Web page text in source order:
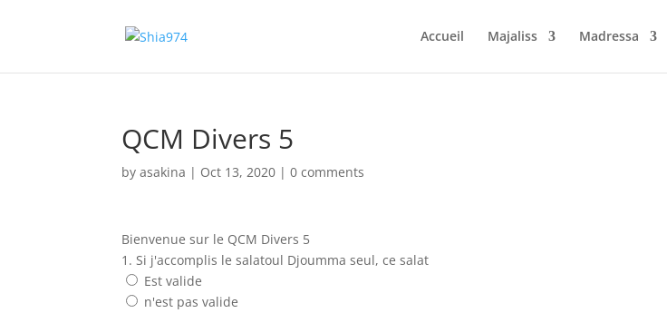
Accueil Majaliss Madressa
QCM Divers 5
byasakina | Oct 13, 2020 |0 comments
Bienvenue sur le QCM Divers 5
1. Si j'accomplis le salatoul Djoumma seul, ce salat
Est valide
n'est pas valide